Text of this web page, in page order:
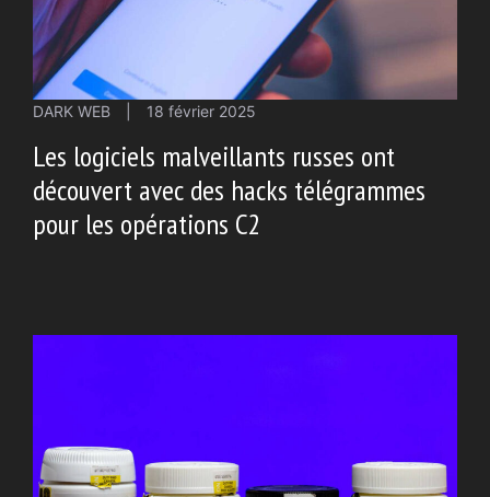
DARK WEB 18 février 2025
Les logiciels malveillants russes ont
découvert avec des hacks télégrammes
pour les opérations C2